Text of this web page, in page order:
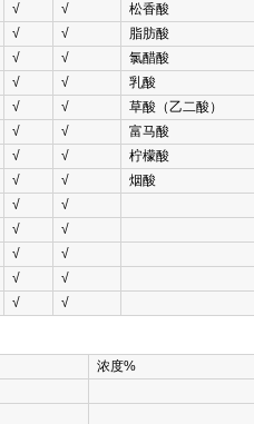
√ √ 松香酸
√ √ 脂肪酸
√ √ 氯醋酸
√ √ 乳酸
√ √ 草酸（乙二酸）
√ √ 富马酸
√ √ 柠檬酸
√ √ 烟酸
√
√
√
√
√
√
√
√
√ √
浓度%